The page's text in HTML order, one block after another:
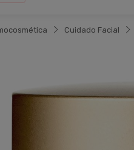
Cuidado Facial